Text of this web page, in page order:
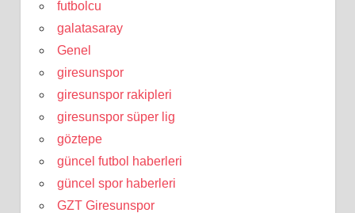
futbolcu
galatasaray
Genel
giresunspor
giresunspor rakipleri
giresunspor süper lig
göztepe
güncel futbol haberleri
güncel spor haberleri
GZT Giresunspor